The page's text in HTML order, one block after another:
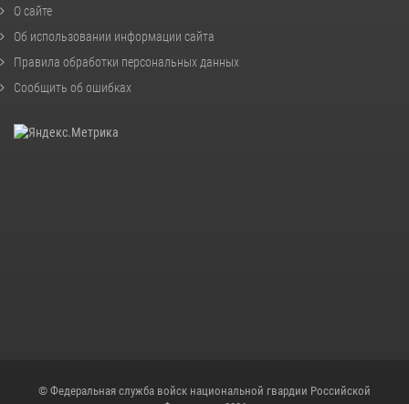
О сайте
Об использовании информации сайта
Правила обработки персональных данных
Сообщить об ошибках
© Федеральная служба войск национальной гвардии Российской